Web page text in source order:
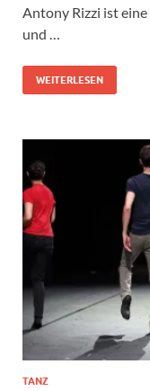
Antony Rizzi ist
und …
WEITERLESEN
TANZ